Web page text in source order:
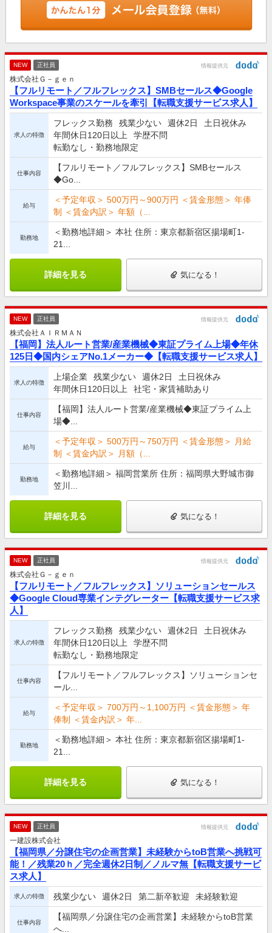
NEW 正社員 情報提供元
株式会社Ｇ－ｇｅｎ
【フルリモート／フルフレックス】SMBセールス◆Google
Workspace事業のスケールを牽引【転職支援サービス求人】
求人の特徴
フレックス勤務 残業少ない 週休2日
土日祝休み
年間休日120日以上
学歴不問
転勤なし・勤務地限定
仕事内容
【フルリモート／フルフレックス】SMBセールス
◆Go...
給与
＜予定年収＞ 500万円～900万円 ＜賃金形態＞ 年俸
制 ＜賃金内訳＞ 年額（...
勤務地
＜勤務地詳細＞ 本社 住所：東京都新宿区揚場町1-
21...
詳細を見る 気になる！
NEW 正社員 情報提供元
株式会社ＡＩＲＭＡＮ
【福岡】法人ルート営業/産業機械◆東証プライム上場◆年休
125日◆国内シェアNo.1メーカー◆【転職支援サービス求人】
求人の特徴
上場企業 残業少ない 週休2日
土日祝休み
年間休日120日以上
社宅・家賃補助あり
仕事内容
【福岡】法人ルート営業/産業機械◆東証プライム上
場◆...
給与
＜予定年収＞ 500万円～750万円 ＜賃金形態＞ 月給
制 ＜賃金内訳＞ 月額（...
勤務地
＜勤務地詳細＞ 福岡営業所 住所：福岡県大野城市御
笠川...
詳細を見る 気になる！
NEW 正社員 情報提供元
株式会社Ｇ－ｇｅｎ
【フルリモート／フルフレックス】ソリューションセールス
◆Google Cloud専業インテグレーター【転職支援サービス求
人】
求人の特徴
フレックス勤務 残業少ない 週休2日
土日祝休み
年間休日120日以上
学歴不問
転勤なし・勤務地限定
仕事内容
【フルリモート／フルフレックス】ソリューションセ
ール...
給与
＜予定年収＞ 700万円～1,100万円 ＜賃金形態＞ 年
俸制 ＜賃金内訳＞ 年...
勤務地
＜勤務地詳細＞ 本社 住所：東京都新宿区揚場町1-
21...
詳細を見る 気になる！
NEW 正社員 情報提供元
一建設株式会社
【福岡県／分譲住宅の企画営業】未経験からtoB営業へ挑戦可
能！／残業20ｈ／完全週休2日制／ノルマ無【転職支援サービ
ス求人】
求人の特徴 残業少ない 週休2日 第二新卒歓迎 未経験歓迎
仕事内容
【福岡県／分譲住宅の企画営業】未経験からtoB営業
へ...